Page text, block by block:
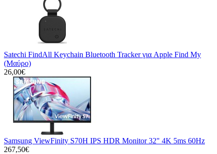
Satechi FindAll Keychain Bluetooth Tracker για Apple Find My
(Μαύρο)
26,00€
Samsung ViewFinity S70H IPS HDR Monitor 32" 4K 5ms 60Hz
267,50€